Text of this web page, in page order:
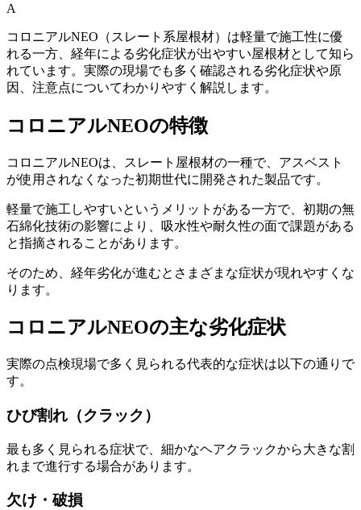
A
コロニアルNEO（スレート系屋根材）は軽量で施工性に優
れる一方、経年による劣化症状が出やすい屋根材として知ら
れています。実際の現場でも多く確認される劣化症状や原
因、注意点についてわかりやすく解説します。
コロニアルNEOの特徴
コロニアルNEOは、スレート屋根材の一種で、アスベスト
が使用されなくなった初期世代に開発された製品です。
軽量で施工しやすいというメリットがある一方で、初期の無
石綿化技術の影響により、吸水性や耐久性の面で課題がある
と指摘されることがあります。
そのため、経年劣化が進むとさまざまな症状が現れやすくな
ります。
コロニアルNEOの主な劣化症状
実際の点検現場で多く見られる代表的な症状は以下の通りで
す。
ひび割れ（クラック）
最も多く見られる症状で、細かなヘアクラックから大きな割
れまで進行する場合があります。
欠け・破損